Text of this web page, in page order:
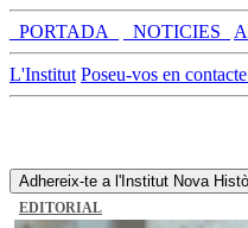
_PORTADA_ _NOTICIES_
L'Institut Poseu-vos en
Adhereix-te a l'Institut Nova
EDITORIAL